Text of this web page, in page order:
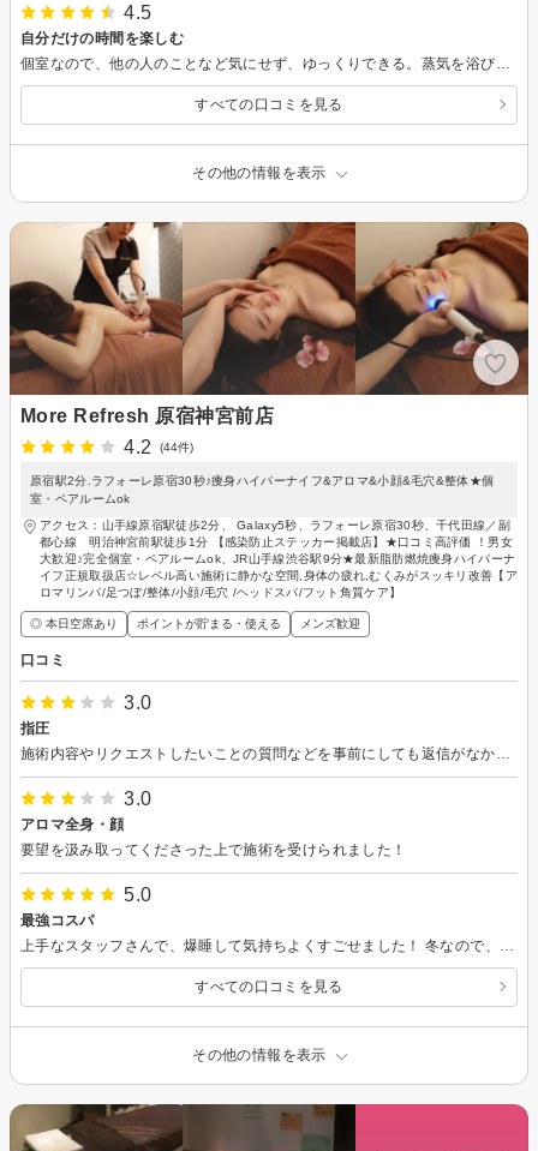
4.5
自分だけの時間を楽しむ
すべての口コミを見る
その他の情報を表示
More Refresh 原宿神宮前店
4.2
(44件)
原宿駅2分.ラフォーレ原宿30秒♪痩身ハイパーナイフ&アロマ&小顔&毛穴&整体★個
室・ペアルームok
アクセス：山手線原宿駅徒歩2分、 Galaxy5秒、ラフォーレ原宿30秒、千代田線／副
都心線 明治神宮前駅徒歩1分 【感染防止ステッカー掲載店】★口コミ高評価 ！男女
大歓迎♪完全個室・ペアルームok、JR山手線渋谷駅9分★最新脂肪燃焼痩身ハイパーナ
イフ正規取扱店☆レベル高い施術に静かな空間,身体の疲れ,むくみがスッキリ改善【ア
ロマリンパ/足つぼ/整体/小顔/毛穴 /ヘッドスパ/フット角質ケア】
◎ 本日空席あり ポイントが貯まる・使える メンズ歓迎
口コミ
3.0
指圧
3.0
アロマ全身・顔
要望を汲み取ってくださった上で施術を受けられました！
5.0
最強コスパ
すべての口コミを見る
その他の情報を表示